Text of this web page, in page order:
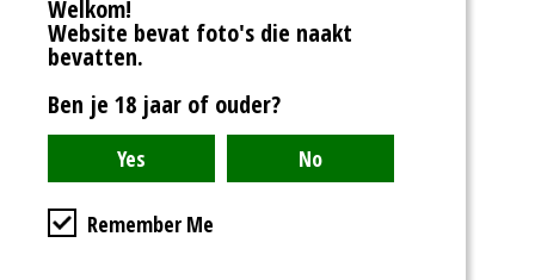
Welkom!
Website bevat foto's die naakt
bevatten.
Ben je 18 jaar of ouder?
Remember Me